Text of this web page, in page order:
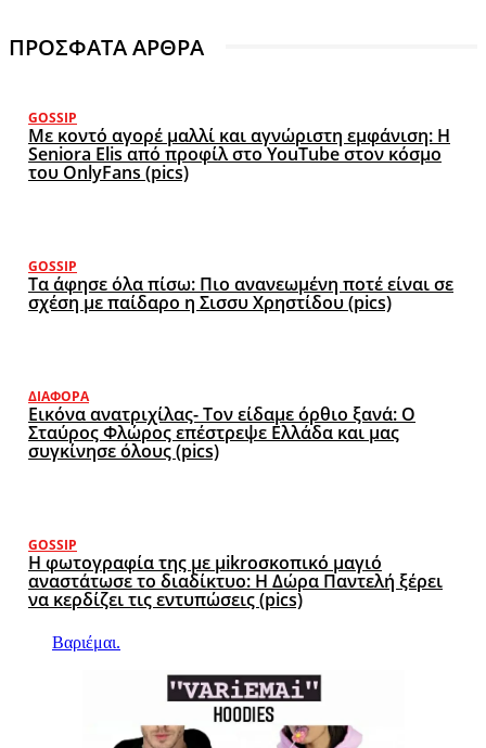
ΠΡΟΣΦΑΤΑ ΑΡΘΡΑ
GOSSIP
Με κοντό αγορέ μαλλί και αγνώριστη εμφάνιση: Η
Seniora Elis από προφίλ στο YouTube στον κόσμο
του OnlyFans (pics)
GOSSIP
Τα άφησε όλα πίσω: Πιο ανανεωμένη ποτέ είναι σε
σχέση με παίδαρο η Σισσυ Χρηστίδου (pics)
ΔΙΆΦΟΡΑ
Εικόνα ανατριχίλας- Τον είδαμε όρθιο ξανά: Ο
Σταύρος Φλώρος επέστρεψε Ελλάδα και μας
συγκίνησε όλους (pics)
GOSSIP
Η φωτογραφία της με μikroσκοπικό μαγιό
αναστάτωσε το διαδίκτυο: Η Δώρα Παντελή ξέρει
να κερδίζει τις εντυπώσεις (pics)
Βαριέμαι.